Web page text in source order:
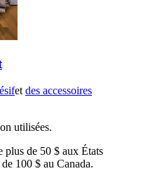
etdes accessoires
utilisées.
plus de 50 $ aux États
100 $ au Canada.